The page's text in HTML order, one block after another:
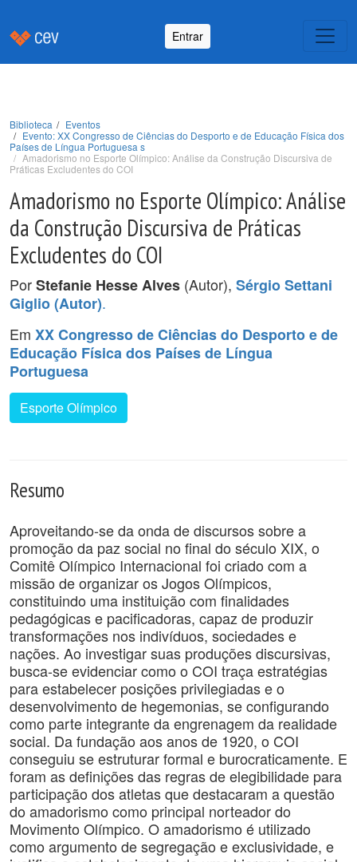
Entrar
Biblioteca
Eventos
Evento: XX Congresso de Ciências do Desporto e de Educação Física dos
Países de Língua Portuguesa s
Amadorismo no Esporte Olímpico: Análise da Construção Discursiva de
Práticas Excludentes do COI
Amadorismo no Esporte Olímpico: Análise
da Construção Discursiva de Práticas
Excludentes do COI
PorStefanie Hesse Alves (Autor), Sérgio Settani
Giglio (Autor).
Em XX Congresso de Ciências do Desporto e de
Educação Física dos Países de Língua
Portuguesa
Esporte Olímpico
Resumo
Aproveitando-se da onda de discursos sobre a
promoção da paz social no final do século XIX, o
Comitê Olímpico Internacional foi criado com a
missão de organizar os Jogos Olímpicos,
constituindo uma instituição com finalidades
pedagógicas e pacificadoras, capaz de produzir
transformações nos indivíduos, sociedades e
nações. Ao investigar suas produções discursivas,
busca-se evidenciar como o COI traça estratégias
para estabelecer posições privilegiadas e o
desenvolvimento de hegemonias, se configurando
como parte integrante da engrenagem da realidade
social. Da fundação aos anos de 1920, o COI
conseguiu se estruturar formal e burocraticamente. E
foram as definições das regras de elegibilidade para
participação dos atletas que destacaram a questão
do amadorismo como principal norteador do
Movimento Olímpico. O amadorismo é utilizado
como argumento de segregação e exclusividade, e